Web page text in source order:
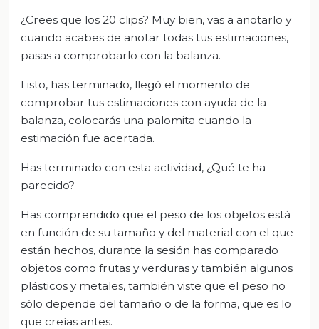
¿Crees que los 20 clips? Muy bien, vas a anotarlo y
cuando acabes de anotar todas tus estimaciones,
pasas a comprobarlo con la balanza.
Listo, has terminado, llegó el momento de
comprobar tus estimaciones con ayuda de la
balanza, colocarás una palomita cuando la
estimación fue acertada.
Has terminado con esta actividad, ¿Qué te ha
parecido?
Has comprendido que el peso de los objetos está
en función de su tamaño y del material con el que
están hechos, durante la sesión has comparado
objetos como frutas y verduras y también algunos
plásticos y metales, también viste que el peso no
sólo depende del tamaño o de la forma, que es lo
que creías antes.